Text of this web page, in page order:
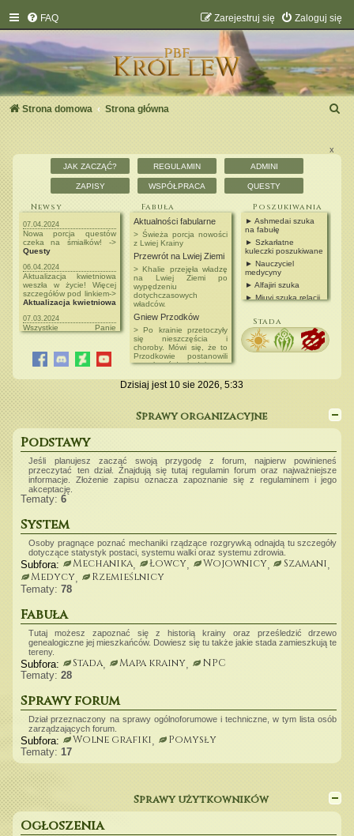
FAQ Zaloguj się
Zarejestruj się
Strona domowa Strona główna
x
JAK ZACZĄĆ? REGULAMIN ADMINI
ZAPISY WSPÓŁPRACA QUESTY
Newsy
07.04.2024
Nowa porcja questów
czeka na śmiałków! ->
Questy
06.04.2024
Aktualizacja kwietniowa
weszła w życie! Więcej
szczegółów pod linkiem->
Aktualizacja kwietniowa
07.03.2024
Wszystkie Panie
zapraszamy do wzięcia
Dnia Kobiet! ->Loteria z
okazji Dnia Kobiet
04.02.2024
Tauro
31.01.2024
Dzienniki umiejętności
zostały sprawdzone
Fabuła
Aktualności fabularne
> Świeża porcja nowości
z Lwiej Krainy
Przewrót na Lwiej Ziemi
> Khalie przejęła władzę
na Lwiej Ziemi po
wypędzeniu
dotychczasowych
władców.
Gniew Przodków
> Po krainie przetoczyły
się nieszczęścia i
choroby. Mówi się, że to
Przodkowie postanowili
uprzykrzyć życie żyjącym,
szamani mają rację.
Może po prostu
terenach ma swoje
> Chodzą słuchy, że
choroba w Dżungli
przybiera na sile.
Napotyka się tam wielu
chorych, którzy wykazują
stado. Szkarłatni
powrócili na zajmowane
niegdyś ziemie.
Poszukiwania
► Ashmedai szuka
na fabułę
► Szkarłatne
kuleczki poszukiwane
► Nauczyciel
medycyny
► Alfajiri szuka
► Mjuvi szuka relacji
nauczyciela
rzemieślnictwa
► Zadania od NPC
► Postacie do
Stada
Dzisiaj jest 10 sie 2026, 5:33
Sprawy organizacyjne
Podstawy
Jeśli planujesz zacząć swoją przygodę z forum, najpierw powinieneś
przeczytać ten dział. Znajdują się tutaj regulamin forum oraz najważniejsze
informacje. Złożenie zapisu oznacza zapoznanie się z regulaminem i jego
akceptację.
Tematy:6
System
Osoby pragnące poznać mechaniki rządzące rozgrywką odnajdą tu szczegóły
dotyczące statystyk postaci, systemu walki oraz systemu zdrowia.
Subfora: Mechanika, Łowcy, Wojownicy, Szamani,
Medycy, Rzemieślnicy
Tematy:78
Fabuła
Tutaj możesz zapoznać się z historią krainy oraz prześledzić drzewo
genealogiczne jej mieszkańców. Dowiesz się tu także jakie stada zamieszkują te
tereny.
Subfora: Stada, Mapa krainy, NPC
Tematy:28
Sprawy forum
Dział przeznaczony na sprawy ogólnoforumowe i techniczne, w tym lista osób
zarządzających forum.
Subfora: Wolne grafiki, Pomysły
Tematy:17
Sprawy użytkowników
Ogłoszenia